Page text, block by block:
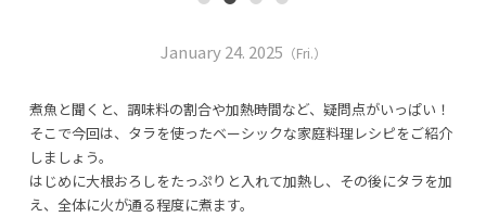
January 24. 2025 （Fri.）
煮魚と聞くと、調味料の割合や加熱時間など、疑問点がいっぱい！
そこで今回は、タラを使ったベーシックな家庭料理レシピをご紹介
しましょう。
はじめに大根おろしをたっぷりと入れて加熱し、その後にタラを加
え、全体に火が通る程度に煮ます。